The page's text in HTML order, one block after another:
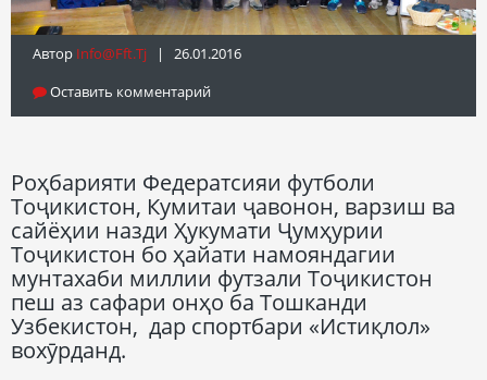
Автор Info@fft.tj | 26.01.2016
Оставить комментарий
Роҳбарияти Федератсияи футболи
Тоҷикистон, Кумитаи ҷавонон, варзиш ва
сайёҳии назди Ҳукумати Ҷумҳурии
Тоҷикистон бо ҳайати намояндагии
мунтахаби миллии футзали Тоҷикистон
пеш аз сафари онҳо ба Тошканди
Узбекистон, дар спортбари «Истиқлол»
вохӯрданд.